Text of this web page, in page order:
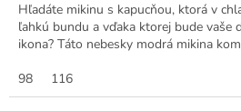
Hľadáte mikinu s kapucňou, ktorá v
ľahkú bundu a vďaka ktorej bude vaše
ikona? Táto nebesky modrá mikina
98
116